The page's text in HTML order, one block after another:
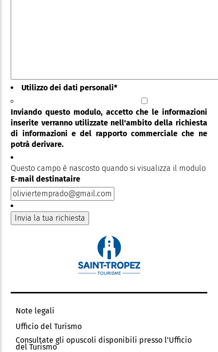
Utilizzo dei dati personali*
Inviando questo modulo, accetto che le informazioni
inserite verranno utilizzate nell'ambito della richiesta
di informazioni e del rapporto commerciale che ne
potrà derivare.
Questo campo è nascosto quando si visualizza il modulo
E-mail destinataire
Note legali
Ufficio del Turismo
Consultate gli opuscoli disponibili presso l’Ufficio
del Turismo